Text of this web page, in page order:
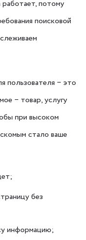
работает, потому
поисковой
пользователя ‒ это
‒ товар, услугу
при высоком
стало ваше
без
информацию;